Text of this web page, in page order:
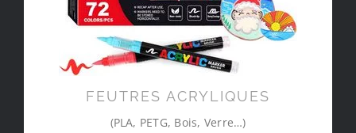
FEUTRES ACRYLIQUES
(PLA, PETG, Bois, Verre…)